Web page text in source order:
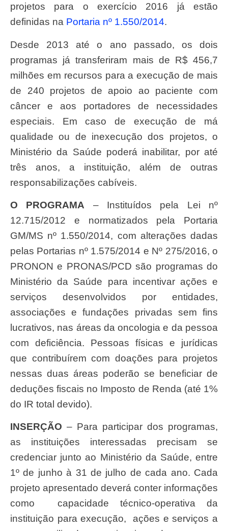
projetos para o exercício 2016 já estão
definidas na Portaria nº 1.550/2014.
Desde 2013 até o ano passado, os dois
programas já transferiram mais de R$ 456,7
milhões em recursos para a execução de mais
de 240 projetos de apoio ao paciente com
câncer e aos portadores de necessidades
especiais. Em caso de execução de má
qualidade ou de inexecução dos projetos, o
Ministério da Saúde poderá inabilitar, por até
três anos, a instituição, além de outras
responsabilizações cabíveis.
O PROGRAMA – Instituídos pela Lei nº
12.715/2012 e normatizados pela Portaria
GM/MS nº 1.550/2014, com alterações dadas
pelas Portarias nº 1.575/2014 e Nº 275/2016, o
PRONON e PRONAS/PCD são programas do
Ministério da Saúde para incentivar ações e
serviços desenvolvidos por entidades,
associações e fundações privadas sem fins
lucrativos, nas áreas da oncologia e da pessoa
com deficiência. Pessoas físicas e jurídicas
que contribuírem com doações para projetos
nessas duas áreas poderão se beneficiar de
deduções fiscais no Imposto de Renda (até 1%
do IR total devido).
INSERÇÃO – Para participar dos programas,
as instituições interessadas precisam se
credenciar junto ao Ministério da Saúde, entre
1º de junho à 31 de julho de cada ano. Cada
projeto apresentado deverá conter informações
como capacidade técnico-operativa da
instituição para execução, ações e serviços a